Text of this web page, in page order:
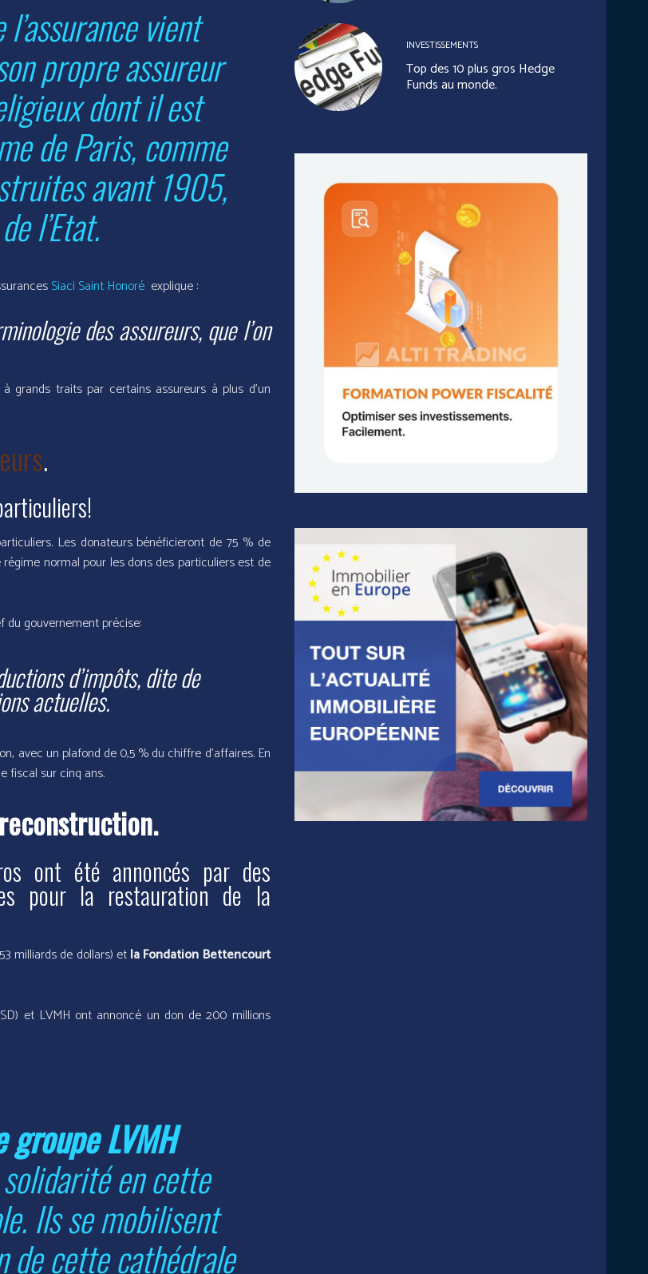
vient
propre assureur
dont il est
de Paris, comme
avant 1905,
l’Etat.
Siaci Saint Honoré explique :
des assureurs, que l’on
grands traits par certains assureurs à plus d’un
.
Les donateurs bénéficieront de 75 % de
normal pour les dons des particuliers est de
du gouvernement précise:
d’impôts, dite de
actuelles.
avec un plafond de 0,5 % du chiffre d’affaires. En
fiscal sur cinq ans.
ont été annoncés par des
pour la restauration de la
milliards de dollars) etla Fondation Bettencourt
et LVMH ont annoncé un don de 200 millions
LVMH
en cette
Ils se mobilisent
de cette cathédrale
INVESTISSEMENTS
Top des 10 plus gros Hedge
Funds au monde.